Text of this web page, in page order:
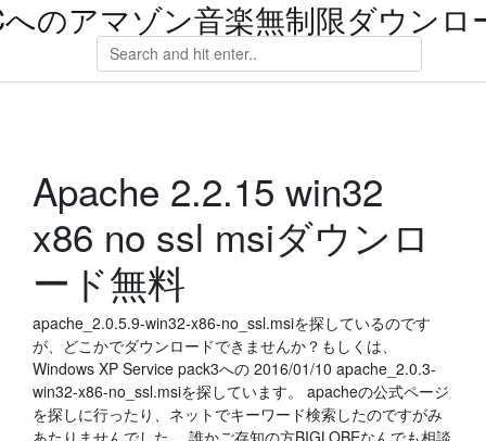
のアマゾン音楽無制限ダウンロ
Apache 2.2.15 win32
x86 no ssl msiダウンロ
ード無料
apache_2.0.5.9-win32-x86-no_ssl.msiを探しているのです
が、どこかでダウンロードできませんか？もしくは、
Windows XP Service pack3への 2016/01/10 apache_2.0.3-
win32-x86-no_ssl.msiを探しています。 apacheの公式ページ
を探しに行ったり、ネットでキーワード検索したのですがみ
あたりませんでした。 誰かご存知の方BIGLOBEなんでも相談